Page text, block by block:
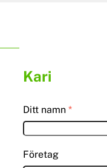
Kari
Ditt namn *
Företag